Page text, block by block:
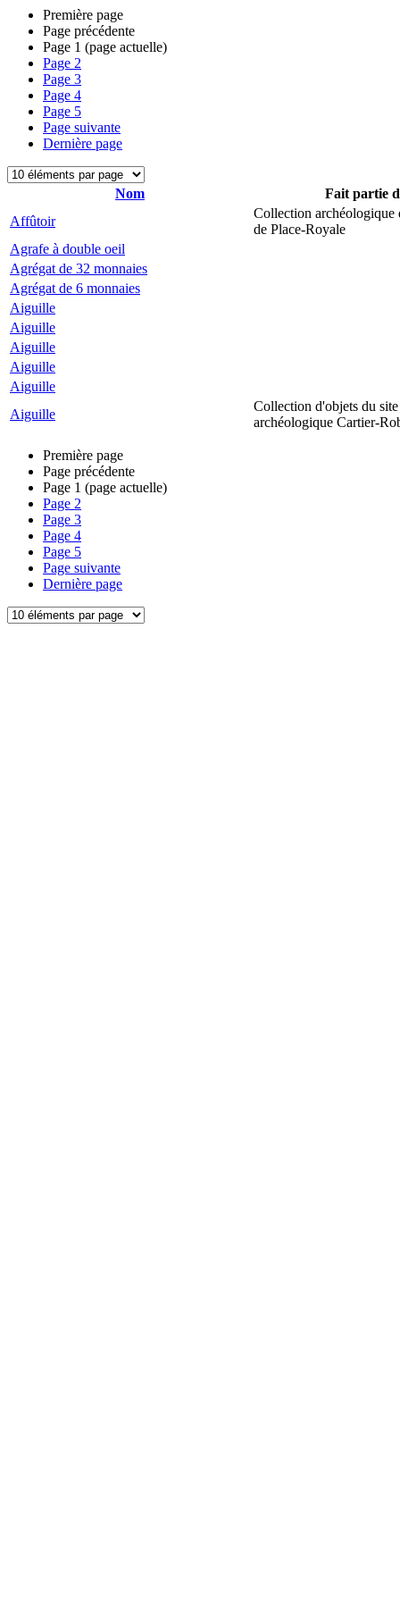
Première page
Page précédente
Page 1 (page actuelle)
Page 2
Page 3
Page 4
Page 5
Page suivante
Dernière page
Nom
Fait partie
Affûtoir
Collection archéologique
de Place-Royale
Agrafe à double oeil
Agrégat de 32 monnaies
Agrégat de 6 monnaies
Aiguille
Aiguille
Aiguille
Aiguille
Aiguille
Aiguille
Collection d'objets du site
archéologique Cartier-
Première page
Page précédente
Page 1 (page actuelle)
Page 2
Page 3
Page 4
Page 5
Page suivante
Dernière page